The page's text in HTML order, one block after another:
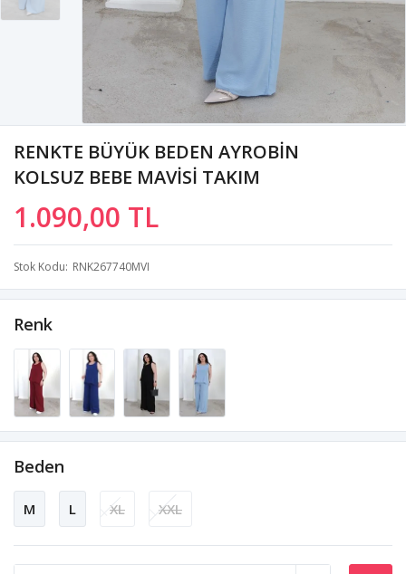
RENKTE BÜYÜK BEDEN AYROBİN
KOLSUZ BEBE MAVİSİ TAKIM
1.090,00 TL
Stok Kodu RNK267740MVI
Renk
Beden
M L XL XXL